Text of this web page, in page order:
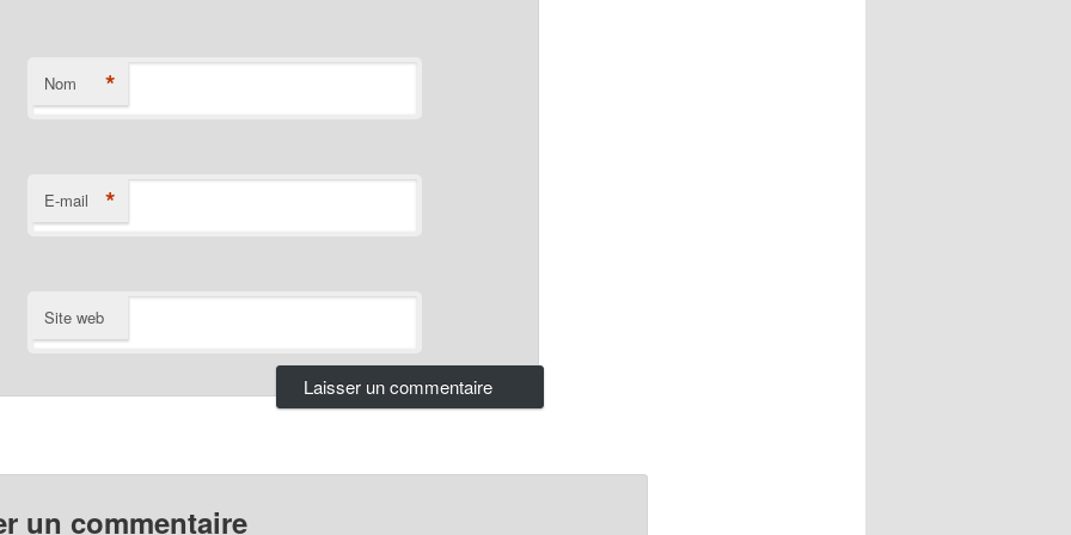
Nom *
E-mail *
Site web
un commentaire